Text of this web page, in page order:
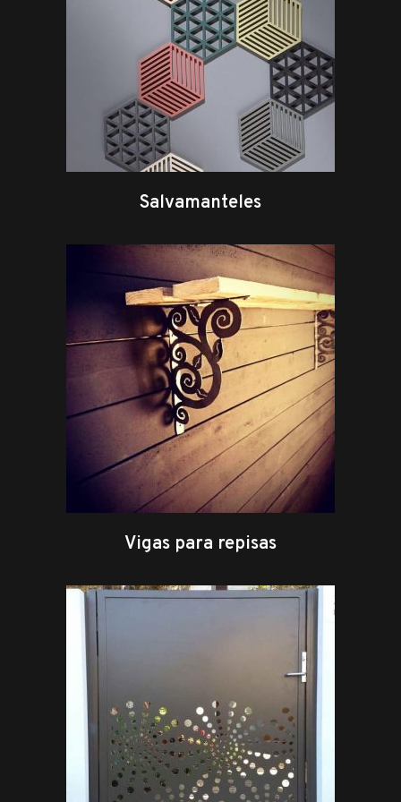
Salvamanteles
leer más
Vigas para repisas
leer más